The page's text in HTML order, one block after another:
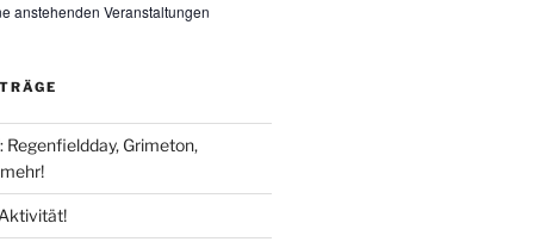
anstehenden Veranstaltungen
Regenfieldday, Grimeton,